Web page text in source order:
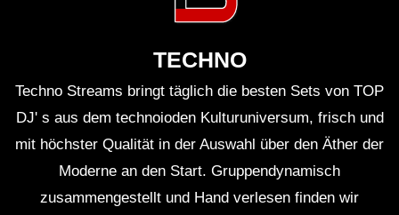
TECHNO
Techno Streams bringt täglich die besten Sets von TOP
DJ' s aus dem technoioden Kulturuniversum, frisch und
mit höchster Qualität in der Auswahl über den Äther der
Moderne an den Start. Gruppendynamisch
zusammengestellt und Hand verlesen finden wir